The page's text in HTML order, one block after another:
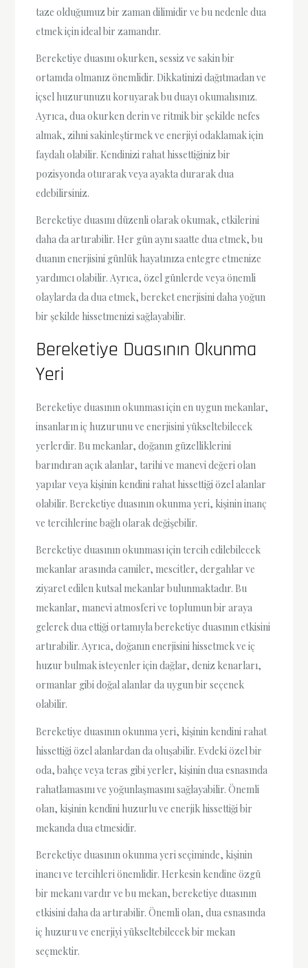
taze olduğumuz bir zaman dilimidir ve bu nedenle dua
etmek için ideal bir zamandır.
Bereketiye duasını okurken, sessiz ve sakin bir
ortamda olmanız önemlidir. Dikkatinizi dağıtmadan ve
içsel huzurunuzu koruyarak bu duayı okumalısınız.
Ayrıca, dua okurken derin ve ritmik bir şekilde nefes
almak, zihni sakinleştirmek ve enerjiyi odaklamak için
faydalı olabilir. Kendinizi rahat hissettiğiniz bir
pozisyonda oturarak veya ayakta durarak dua
edebilirsiniz.
Bereketiye duasını düzenli olarak okumak, etkilerini
daha da artırabilir. Her gün aynı saatte dua etmek, bu
duanın enerjisini günlük hayatınıza entegre etmenize
yardımcı olabilir. Ayrıca, özel günlerde veya önemli
olaylarda da dua etmek, bereket enerjisini daha yoğun
bir şekilde hissetmenizi sağlayabilir.
Bereketiye Duasının Okunma
Yeri
Bereketiye duasının okunması için en uygun mekanlar,
insanların iç huzurunu ve enerjisini yükseltebilecek
yerlerdir. Bu mekanlar, doğanın güzelliklerini
barındıran açık alanlar, tarihi ve manevi değeri olan
yapılar veya kişinin kendini rahat hissettiği özel alanlar
olabilir. Bereketiye duasının okunma yeri, kişinin inanç
ve tercihlerine bağlı olarak değişebilir.
Bereketiye duasının okunması için tercih edilebilecek
mekanlar arasında camiler, mescitler, dergahlar ve
ziyaret edilen kutsal mekanlar bulunmaktadır. Bu
mekanlar, manevi atmosferi ve toplumun bir araya
gelerek dua ettiği ortamıyla bereketiye duasının etkisini
artırabilir. Ayrıca, doğanın enerjisini hissetmek ve iç
huzur bulmak isteyenler için dağlar, deniz kenarları,
ormanlar gibi doğal alanlar da uygun bir seçenek
olabilir.
Bereketiye duasının okunma yeri, kişinin kendini rahat
hissettiği özel alanlardan da oluşabilir. Evdeki özel bir
oda, bahçe veya teras gibi yerler, kişinin dua esnasında
rahatlamasını ve yoğunlaşmasını sağlayabilir. Önemli
olan, kişinin kendini huzurlu ve enerjik hissettiği bir
mekanda dua etmesidir.
Bereketiye duasının okunma yeri seçiminde, kişinin
inancı ve tercihleri önemlidir. Herkesin kendine özgü
bir mekanı vardır ve bu mekan, bereketiye duasının
etkisini daha da artırabilir. Önemli olan, dua esnasında
iç huzuru ve enerjiyi yükseltebilecek bir mekan
seçmektir.